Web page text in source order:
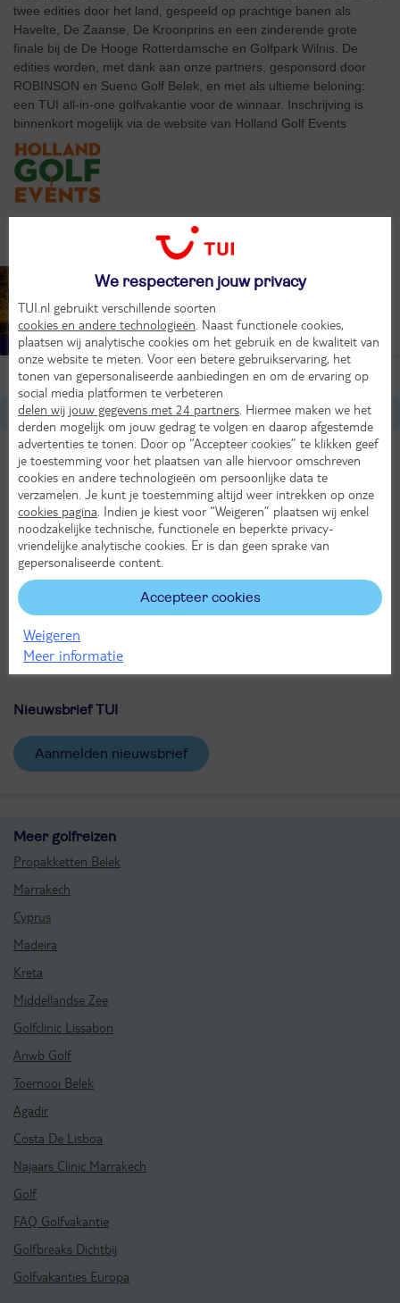
twee edities door het land, gespeeld op prachtige banen als
Havelte, De Zaanse, De Kroonprins en een zinderende grote
finale bij de De Hooge Rotterdamsche en Golfpark Wilnis. De
edities worden, met dank aan onze partners, gesponsord door
ROBINSON en Sueno Golf Belek, en met als ultieme beloning:
een TUI all-in-one golfvakantie voor de winnaar. Inschrijving is
binnenkort mogelijk via de website van Holland Golf Events
NIEUW!
TUI Golf najaarscup
Powered by ROBINSON
Informatie
TUI Sports: sportreizen voor iedereen
Abbott World Marathon Majors
De mooiste wielerevenementen
Golfreizen binnen en buiten Europa
Gegarandeerde startnummers
Sportreizen voor een scherpe prijs
Onvergetelijke sportieve ervaringen
Bel TUI Sports: 088 - 088 58 85
Nieuwsbrief TUI
aanmelden nieuwsbrief
Meer golfreizen
Propakketten Belek
Marrakech
Cyprus
Madeira
Kreta
Middellandse Zee
Golfclinic Lissabon
Anwb Golf
Toernooi Belek
Agadir
Costa De Lisboa
Najaars Clinic Marrakech
Golf
FAQ Golfvakantie
Golfbreaks Dichtbij
Golfvakanties Europa
We respecteren jouw privacy
TUI.nl gebruikt verschillende soorten
cookies en andere technologieën . Naast functionele cookies,
plaatsen wij analytische cookies om het gebruik en de kwaliteit van
onze website te meten. Voor een betere gebruikservaring, het
tonen van gepersonaliseerde aanbiedingen en om de ervaring op
social media platformen te verbeteren
delen wij jouw gegevens met 24 partners . Hiermee maken we het
derden mogelijk om jouw gedrag te volgen en daarop afgestemde
advertenties te tonen. Door op “Accepteer cookies” te klikken geef
je toestemming voor het plaatsen van alle hiervoor omschreven
cookies en andere technologieën om persoonlijke data te
verzamelen. Je kunt je toestemming altijd weer intrekken op onze
cookies pagina . Indien je kiest voor “Weigeren” plaatsen wij enkel
noodzakelijke technische, functionele en beperkte privacy-
vriendelijke analytische cookies. Er is dan geen sprake van
gepersonaliseerde content.
Accepteer cookies
Weigeren
Meer informatie